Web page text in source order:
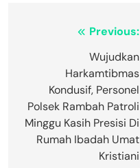
NavigasiPrevious:
Wujudkan
Harkamtibmas
Kondusif, Personel
Polsek Rambah Patroli
Minggu Kasih Presisi Di
Rumah Ibadah Umat
Kristiani